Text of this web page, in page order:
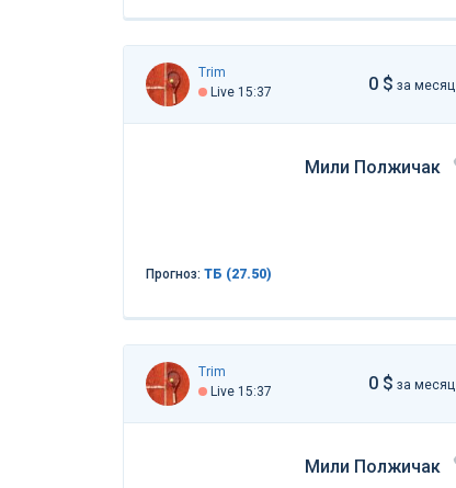
Trim
Live 15:37
0 $ за месяц
Мили Полжичак
Прогноз: ТБ (27.50)
Trim
Live 15:37
0 $ за месяц
Мили Полжичак